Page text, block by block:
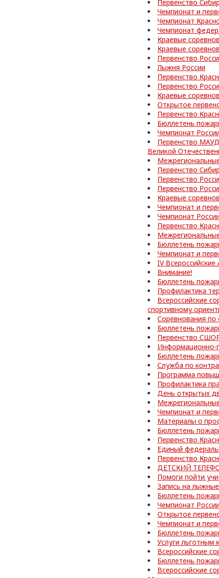
Первенство
Чемпионат и
Чемпионат
Чемпионат
Краевые
Краевые
Первенство
Лыжня России
Первенство
Первенство
Краевые
Открытое
Первенство
Бюллетень
Чемпионат
Первенство
Великой
Первенство
Первенство
Первенство
Краевые
Чемпионат и
Чемпионат
Первенство
Бюллетень
Чемпионат и
IV Всероссийские
Внимание!
Бюллетень
Профилактика
Всероссийские
спортивному
Соревнования по
Бюллетень
Первенство
Информационно-
Бюллетень
Служба по
Программа
Профилактика
День открытых
Чемпионат и
Материалы о
Бюллетень
Первенство
Единый
Первенство
ДЕТСКИЙ
Помоги пойти
Запись на
Бюллетень
Чемпионат
Открытое
Чемпионат и
Бюллетень
Услуги льготным
Всероссийские
Бюллетень
Всероссийские